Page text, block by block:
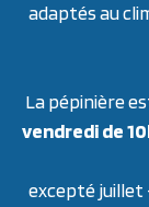
adaptés au
La pépinière
vendredi de
excepté juillet